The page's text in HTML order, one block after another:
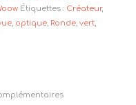
Étiquettes : Créateur,
, optique, Ronde, vert,